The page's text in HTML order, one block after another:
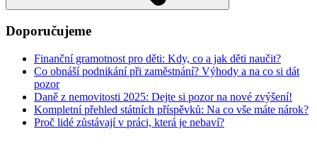
Doporučujeme
Finanční gramotnost pro děti: Kdy, co a jak děti naučit?
Co obnáší podnikání při zaměstnání? Výhody a na co si dát
pozor
Daně z nemovitosti 2025: Dejte si pozor na nové zvýšení!
Kompletní přehled státních příspěvků: Na co vše máte nárok?
Proč lidé zůstávají v práci, která je nebaví?